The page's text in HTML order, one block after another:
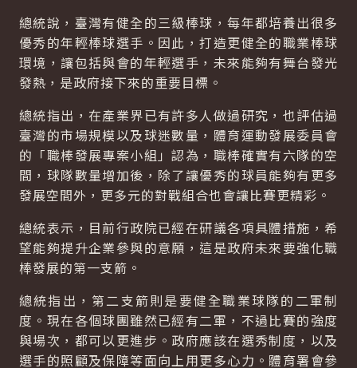
總統說，臺灣有健全的三級棒球，每年都培養出很多
優秀的年輕棒球選手。因此，打造更健全的職業棒球
環境，讓包括與會的年輕選手，未來能夠有舞台發光
發熱，是政府接下來的重要目標。
總統指出，在產業界已有許多人做過研究，也評估過
臺灣的市場規模以及球迷數量，體育運動發展委員會
的「職棒發展專案小組」認為，職棒確實有六隊的空
間，球隊數量增加後，除了讓優秀的球員能夠有更多
發展空間外，更多元的對戰組合也會讓比賽更精彩。
總統表示，目前行政院已經在研議各項具體措施，希
望能夠提升企業參與的意願，這是政府未來要強化職
棒發展的第一支箭。
總統指出，第二支箭則是要健全職業球隊的二軍制
度。現在各個球團雖然已經有二軍，不過比賽的強度
與場次，都可以更進步。政府應該在選秀制度，以及
選手的照顧及保障等面向上用更多心力。體育署會參